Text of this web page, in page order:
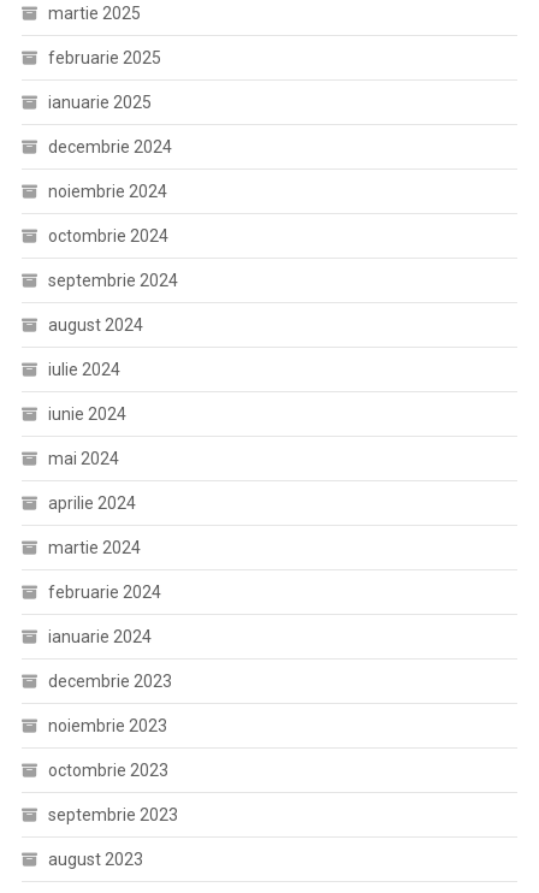
martie 2025
februarie 2025
ianuarie 2025
decembrie 2024
noiembrie 2024
octombrie 2024
septembrie 2024
august 2024
iulie 2024
iunie 2024
mai 2024
aprilie 2024
martie 2024
februarie 2024
ianuarie 2024
decembrie 2023
noiembrie 2023
octombrie 2023
septembrie 2023
august 2023